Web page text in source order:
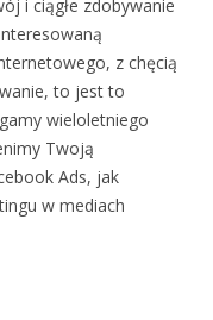
i ciągłe zdobywanie
z chęcią
to jest to
wieloletniego
Twoją
Ads, jak
w mediach